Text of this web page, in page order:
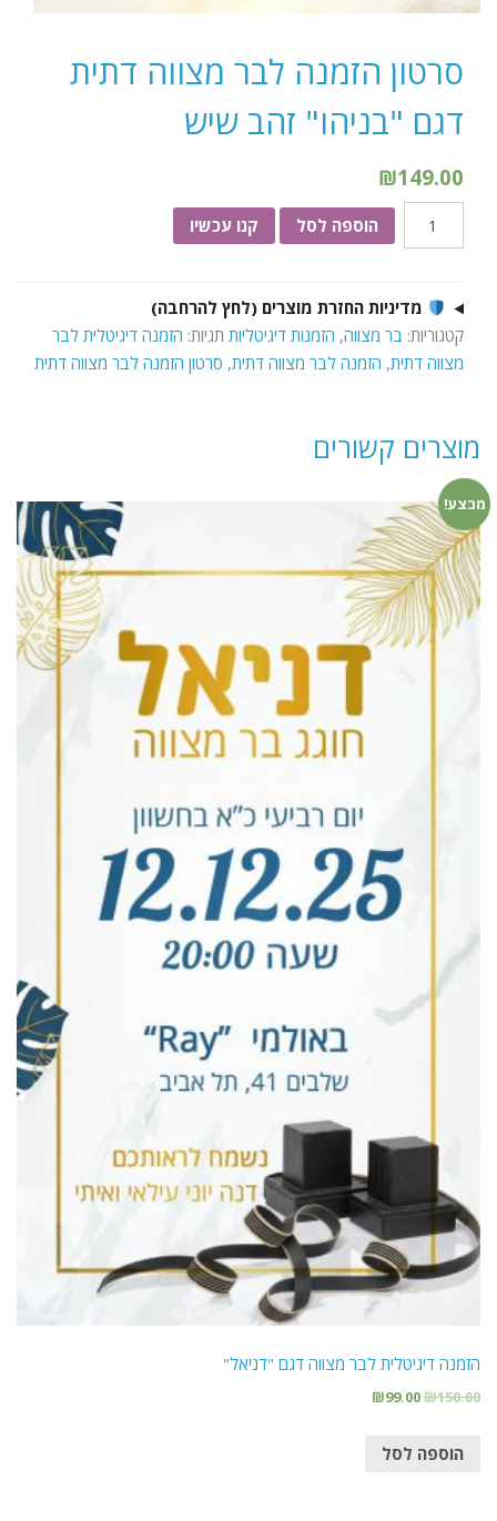
סרטון הזמנה לבר מצווה דתית
דגם "בניהו" זהב שיש
₪149.00
של
הזמנה
לבר
מצווה
"בניהו"
זהב
שיש
הוספה לסל קנו עכשיו
מדיניות החזרת מוצרים (לחץ להרחבה)
קטגוריות: בר מצווה, הזמנות דיגיטליות תגיות: הזמנה דיגיטלית לבר
מצווה דתית, הזמנה לבר מצווה דתית, סרטון הזמנה לבר מצווה דתית
מוצרים קשורים
מבצע!
הזמנה דיגיטלית לבר מצווה דגם "דניאל"
₪150.00
₪99.00
הוספה לסל